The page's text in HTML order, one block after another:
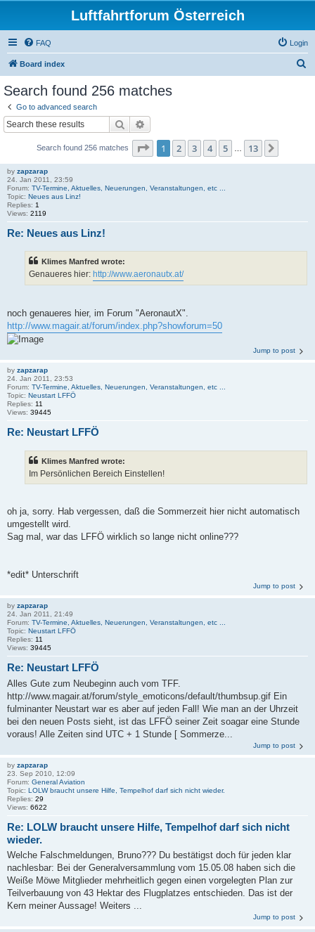
Luftfahrtforum Österreich
FAQ Login
Board index
Search found 256 matches
Go to advanced search
Search
Search found 256 matches Page 1of 13
1 2 3 4 5 13
by zapzarap
24. Jan 2011, 23:59
Forum: TV-Termine, Aktuelles, Neuerungen, Veranstaltungen, etc ...
Topic: Neues aus Linz!
Replies: 1
Views: 2119
Re: Neues aus Linz!
Klimes Manfred wrote:
Genaueres hier: http://www.aeronautx.at/
noch genaueres hier, im Forum "AeronautX".
http://www.magair.at/forum/index.php?showforum=50
Jump to post
by zapzarap
24. Jan 2011, 23:53
Forum: TV-Termine, Aktuelles, Neuerungen, Veranstaltungen, etc ...
Topic: Neustart LFFÖ
Replies: 11
Views: 39445
Re: Neustart LFFÖ
Klimes Manfred wrote:
Im Persönlichen Bereich Einstellen!
oh ja, sorry. Hab vergessen, daß die Sommerzeit hier nicht automatisch
umgestellt wird.
Sag mal, war das LFFÖ wirklich so lange nicht online???
*edit* Unterschrift
Jump to post
by zapzarap
24. Jan 2011, 21:49
Forum: TV-Termine, Aktuelles, Neuerungen, Veranstaltungen, etc ...
Topic: Neustart LFFÖ
Replies: 11
Views: 39445
Re: Neustart LFFÖ
Alles Gute zum Neubeginn auch vom TFF.
http://www.magair.at/forum/style_emoticons/default/thumbsup.gif Ein
fulminanter Neustart war es aber auf jeden Fall! Wie man an der Uhrzeit
bei den neuen Posts sieht, ist das LFFÖ seiner Zeit soagar eine Stunde
voraus! Alle Zeiten sind UTC + 1 Stunde [ Sommerze...
Jump to post
by zapzarap
23. Sep 2010, 12:09
Forum: General Aviation
Topic: LOLW braucht unsere Hilfe, Tempelhof darf sich nicht wieder.
Replies: 29
Views: 6622
Re: LOLW braucht unsere Hilfe, Tempelhof darf sich nicht
wieder.
Welche Falschmeldungen, Bruno??? Du bestätigst doch für jeden klar
nachlesbar: Bei der Generalversammlung vom 15.05.08 haben sich die
Weiße Möwe Mitglieder mehrheitlich gegen einen vorgelegten Plan zur
Teilverbauung von 43 Hektar des Flugplatzes entschieden. Das ist der
Kern meiner Aussage! Weiters ...
Jump to post